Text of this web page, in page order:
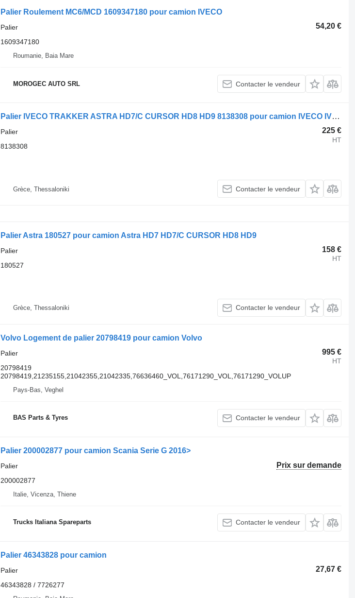
Palier Roulement MC6/MCD 1609347180 pour camion IVECO
54,20 €
Palier
1609347180
Roumanie, Baia Mare
MOROGEC AUTO SRL Contacter le vendeur
Palier IVECO TRAKKER ASTRA HD7/C CURSOR HD8 HD9 8138308 pour camion IVECO IVECO TRAKKER ASTRA HD7/C CURSOR HD8 HD9
225 €
HT
Palier
8138308
Grèce, Thessaloniki Contacter le vendeur
Palier Astra 180527 pour camion Astra HD7 HD7/C CURSOR HD8 HD9
158 €
HT
Palier
180527
Grèce, Thessaloniki Contacter le vendeur
Volvo Logement de palier 20798419 pour camion Volvo
995 €
HT
Palier
20798419
20798419,21235155,21042355,21042335,76636460_VOL,76171290_VOL,76171290_VOLUP
Pays-Bas, Veghel
BAS Parts & Tyres Contacter le vendeur
Palier 200002877 pour camion Scania Serie G 2016>
Prix sur demande
Palier
200002877
Italie, Vicenza, Thiene
Trucks Italiana Spareparts Contacter le vendeur
Palier 46343828 pour camion
27,67 €
Palier
46343828 / 7726277